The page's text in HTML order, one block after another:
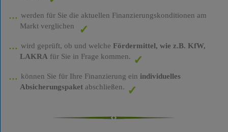
werden für Sie die aktuellen Finanzierungskonditionen am
Markt verglichen
wird geprüft, ob und welche Fördermittel, wie z.B. KfW,
LAKRA für Sie in Frage kommen.
können Sie für Ihre Finanzierung ein individuelles
Absicherungspaketabschließen.